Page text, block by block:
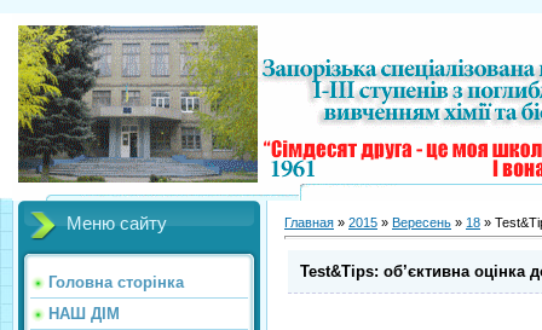
Меню сайту
Головна сторінка
НАШ ДІМ
Главная » 2015 » Вересень » 18 »
Test&Tips: об’єктивна оцінка